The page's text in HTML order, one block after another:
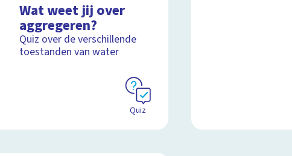
Wat weet jij over
aggregeren?
Quiz over de verschillende
toestanden van water
Quiz